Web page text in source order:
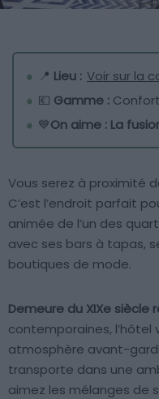
📍 Lieu : Voir sur la
💶 Gamme : Confort
💙On aime : La
Vous serez à proximité
C’est l’endroit parfait
animée de l’un des
avec ses bars à tapas,
boutiques de mode.
Demeure du XIXe siècle
contemporaines, l’hôtel
atmosphère avant-
transporte dans une
aimez les mélanges de